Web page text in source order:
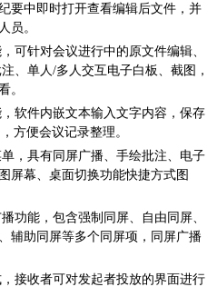
要中即时打开查看编辑后文件，并
员。
可针对会议进行中的原文件编辑、
、单人/多人交互电子白板、截图，
。
软件内嵌文本输入文字内容，保存
方便会议记录整理。
，具有同屏广播、手绘批注、电子
屏幕、桌面切换功能快捷方式图
功能，包含强制同屏、自由同屏、
辅助同屏等多个同屏项，同屏广播
接收者可对发起者投放的界面进行